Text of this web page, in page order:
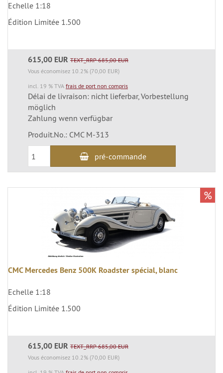
Echelle 1:18
Édition Limitée 1.500
615,00 EUR TEXT_RRP 685,00 EUR
Vous économisez 10.2% (70,00 EUR)
incl. 19 % TVA frais de port non compris
Délai de livraison: nicht lieferbar, Vorbestellung
möglich
Zahlung wenn verfügbar
Produit.No.: CMC M-313
pré-commande
CMC Mercedes Benz 500K Roadster spécial, blanc
Echelle 1:18
Édition Limitée 1.500
615,00 EUR TEXT_RRP 685,00 EUR
Vous économisez 10.2% (70,00 EUR)
%